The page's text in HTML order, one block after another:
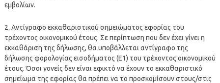
εμβολίων.
2. Αντίγραφο εκκαθαριστικού σημειώματος εφορίας του
τρέχοντος οικονομικού έτους. Σε περίπτωση που δεν έχει γίνει η
εκκαθάριση της δήλωσης, θα υποβάλλεται αντίγραφο της
δήλωσης φορολογίας εισοδήματος (Ε1) του τρέχοντος οικονομικού
έτους. Όσοι γονείς δεν είναι εφικτό να έχουν το εκκαθαριστικό
σημείωμα της εφορίας θα πρέπει να το προσκομίσουν στους/στις